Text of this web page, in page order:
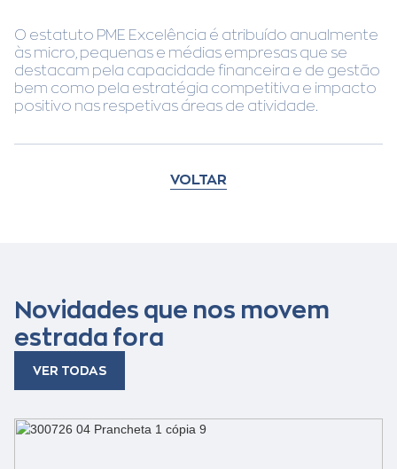
O estatuto PME Excelência é atribuído anualmente
às micro, pequenas e médias empresas que se
destacam pela capacidade financeira e de gestão
bem como pela estratégia competitiva e impacto
positivo nas respetivas áreas de atividade.
VOLTAR
Novidades que nos movem
estrada fora
VER TODAS